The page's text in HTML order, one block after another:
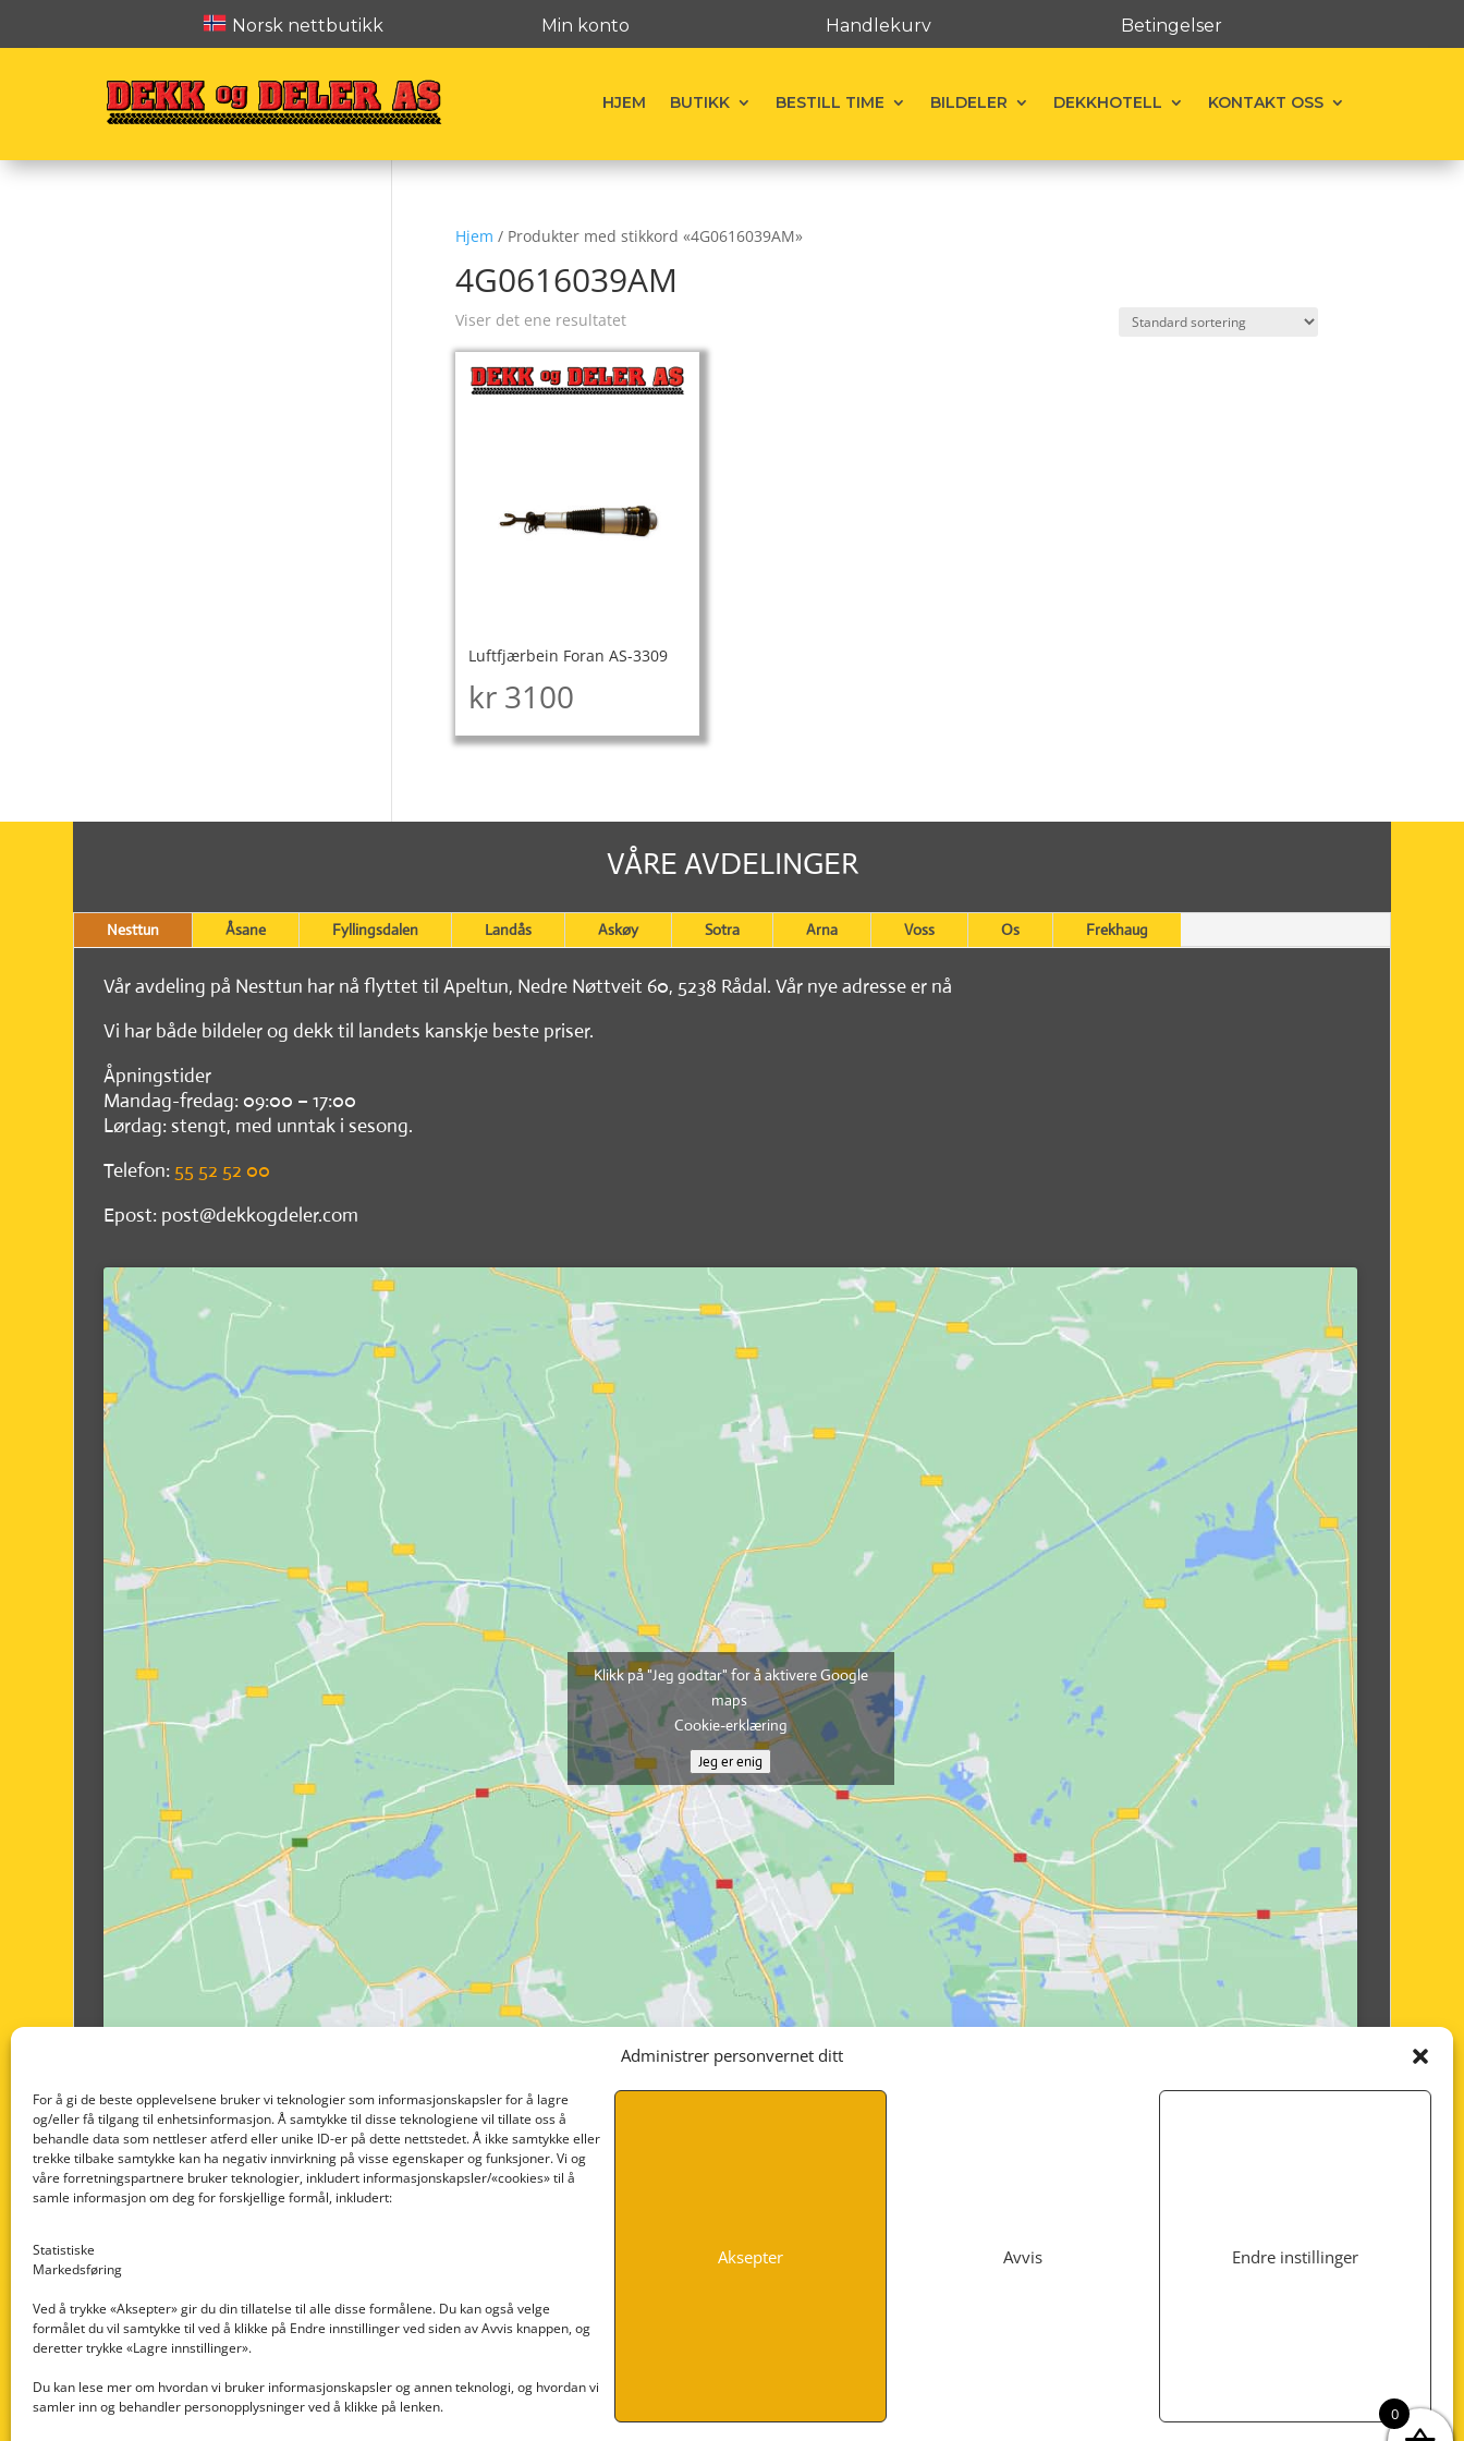
Administrer personvernet ditt
For å gi de beste opplevelsene bruker vi teknologier som informasjonskapsler for å lagre
og/eller få tilgang til enhetsinformasjon. Å samtykke til disse teknologiene vil tillate oss å
behandle data som nettleser atferd eller unike ID-er på dette nettstedet. Å ikke samtykke eller
trekke tilbake samtykke kan ha negativ innvirkning på visse egenskaper og funksjoner. Vi og
våre forretningspartnere bruker teknologier, inkludert informasjonskapsler/«cookies» til å
samle informasjon om deg for forskjellige formål, inkludert:
Statistiske
Markedsføring
Ved å trykke «Aksepter» gir du din tillatelse til alle disse formålene. Du kan også velge
formålet du vil samtykke til ved å klikke på Endre innstillinger ved siden av Avvis knappen, og
deretter trykke «Lagre innstillinger».
Du kan lese mer om hvordan vi bruker informasjonskapsler og annen teknologi, og hvordan vi
samler inn og behandler personopplysninger ved å klikke på lenken.
Aksepter Avvis Endre instillinger
Norsk nettbutikk Min konto Handlekurv Betingelser
HJEM BUTIKK BESTILL TIME BILDELER DEKKHOTELL KONTAKT OSS
Hjem / Produkter med stikkord «4G0616039AM»
4G0616039AM
Viser det ene resultatet
Luftfjærbein Foran AS-3309
kr3100
VÅRE AVDELINGER
Nesttun Åsane Fyllingsdalen Landås Askøy Sotra Arna Voss Os Frekhaug
Vår avdeling på Nesttun har nå flyttet til Apeltun, Nedre Nøttveit 60, 5238 Rådal. Vår nye adresse er nå
Vi har både bildeler og dekk til landets kanskje beste priser.
Åpningstider
Mandag-fredag: 09:00 – 17:00
Lørdag: stengt, med unntak i sesong.
Telefon: 55 52 52 00
Epost: post@dekkogdeler.com
Klikk på "Jeg godtar" for å aktivere Google
maps
Cookie-erklæring
Jeg er enig
Nedre Nøttveit 60, 5238 Rådal
Email: post@dekkogdeler.com
Org. nr: 996430022
INFORMASJON
0